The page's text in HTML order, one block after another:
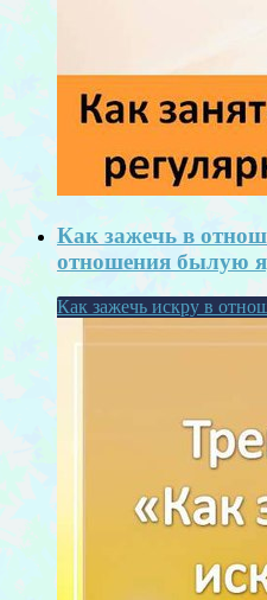
Как зажечь в
отношения былую
Как зажечь искру в